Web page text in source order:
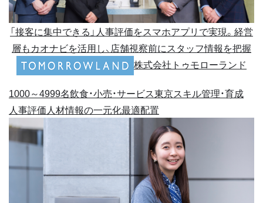
「接客に集中できる」人事評価をスマホアプリで実現。経営
層もカオナビを活用し、店舗視察前にスタッフ情報を把握
株式会社トゥモローランド
1000～4999名飲食・小売・サービス東京スキル管理・育成
人事評価人材情報の一元化最適配置